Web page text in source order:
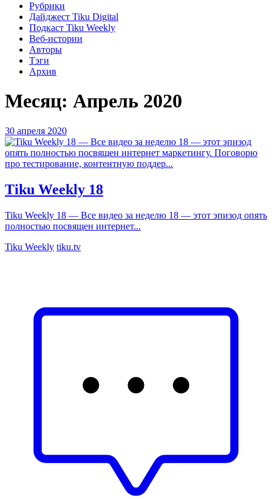
Рубрики
Дайджест Tiku Digital
Подкаст Tiku Weekly
Веб-истории
Авторы
Тэги
Архив
Месяц: Апрель 2020
30 апреля 2020
Tiku Weekly 18
Tiku Weekly 18 — Все видео за неделю 18 — этот эпизод опять
полностью посвящен интернет...
Tiku Weekly tiku.tv